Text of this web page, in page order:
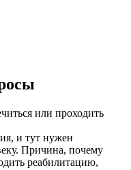
или проходить
и тут нужен
Причина, почему
реабилитацию,